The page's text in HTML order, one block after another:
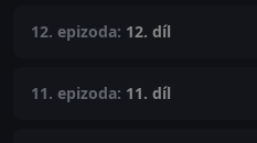
12. epizoda: 12. díl
11. epizoda: 11. díl